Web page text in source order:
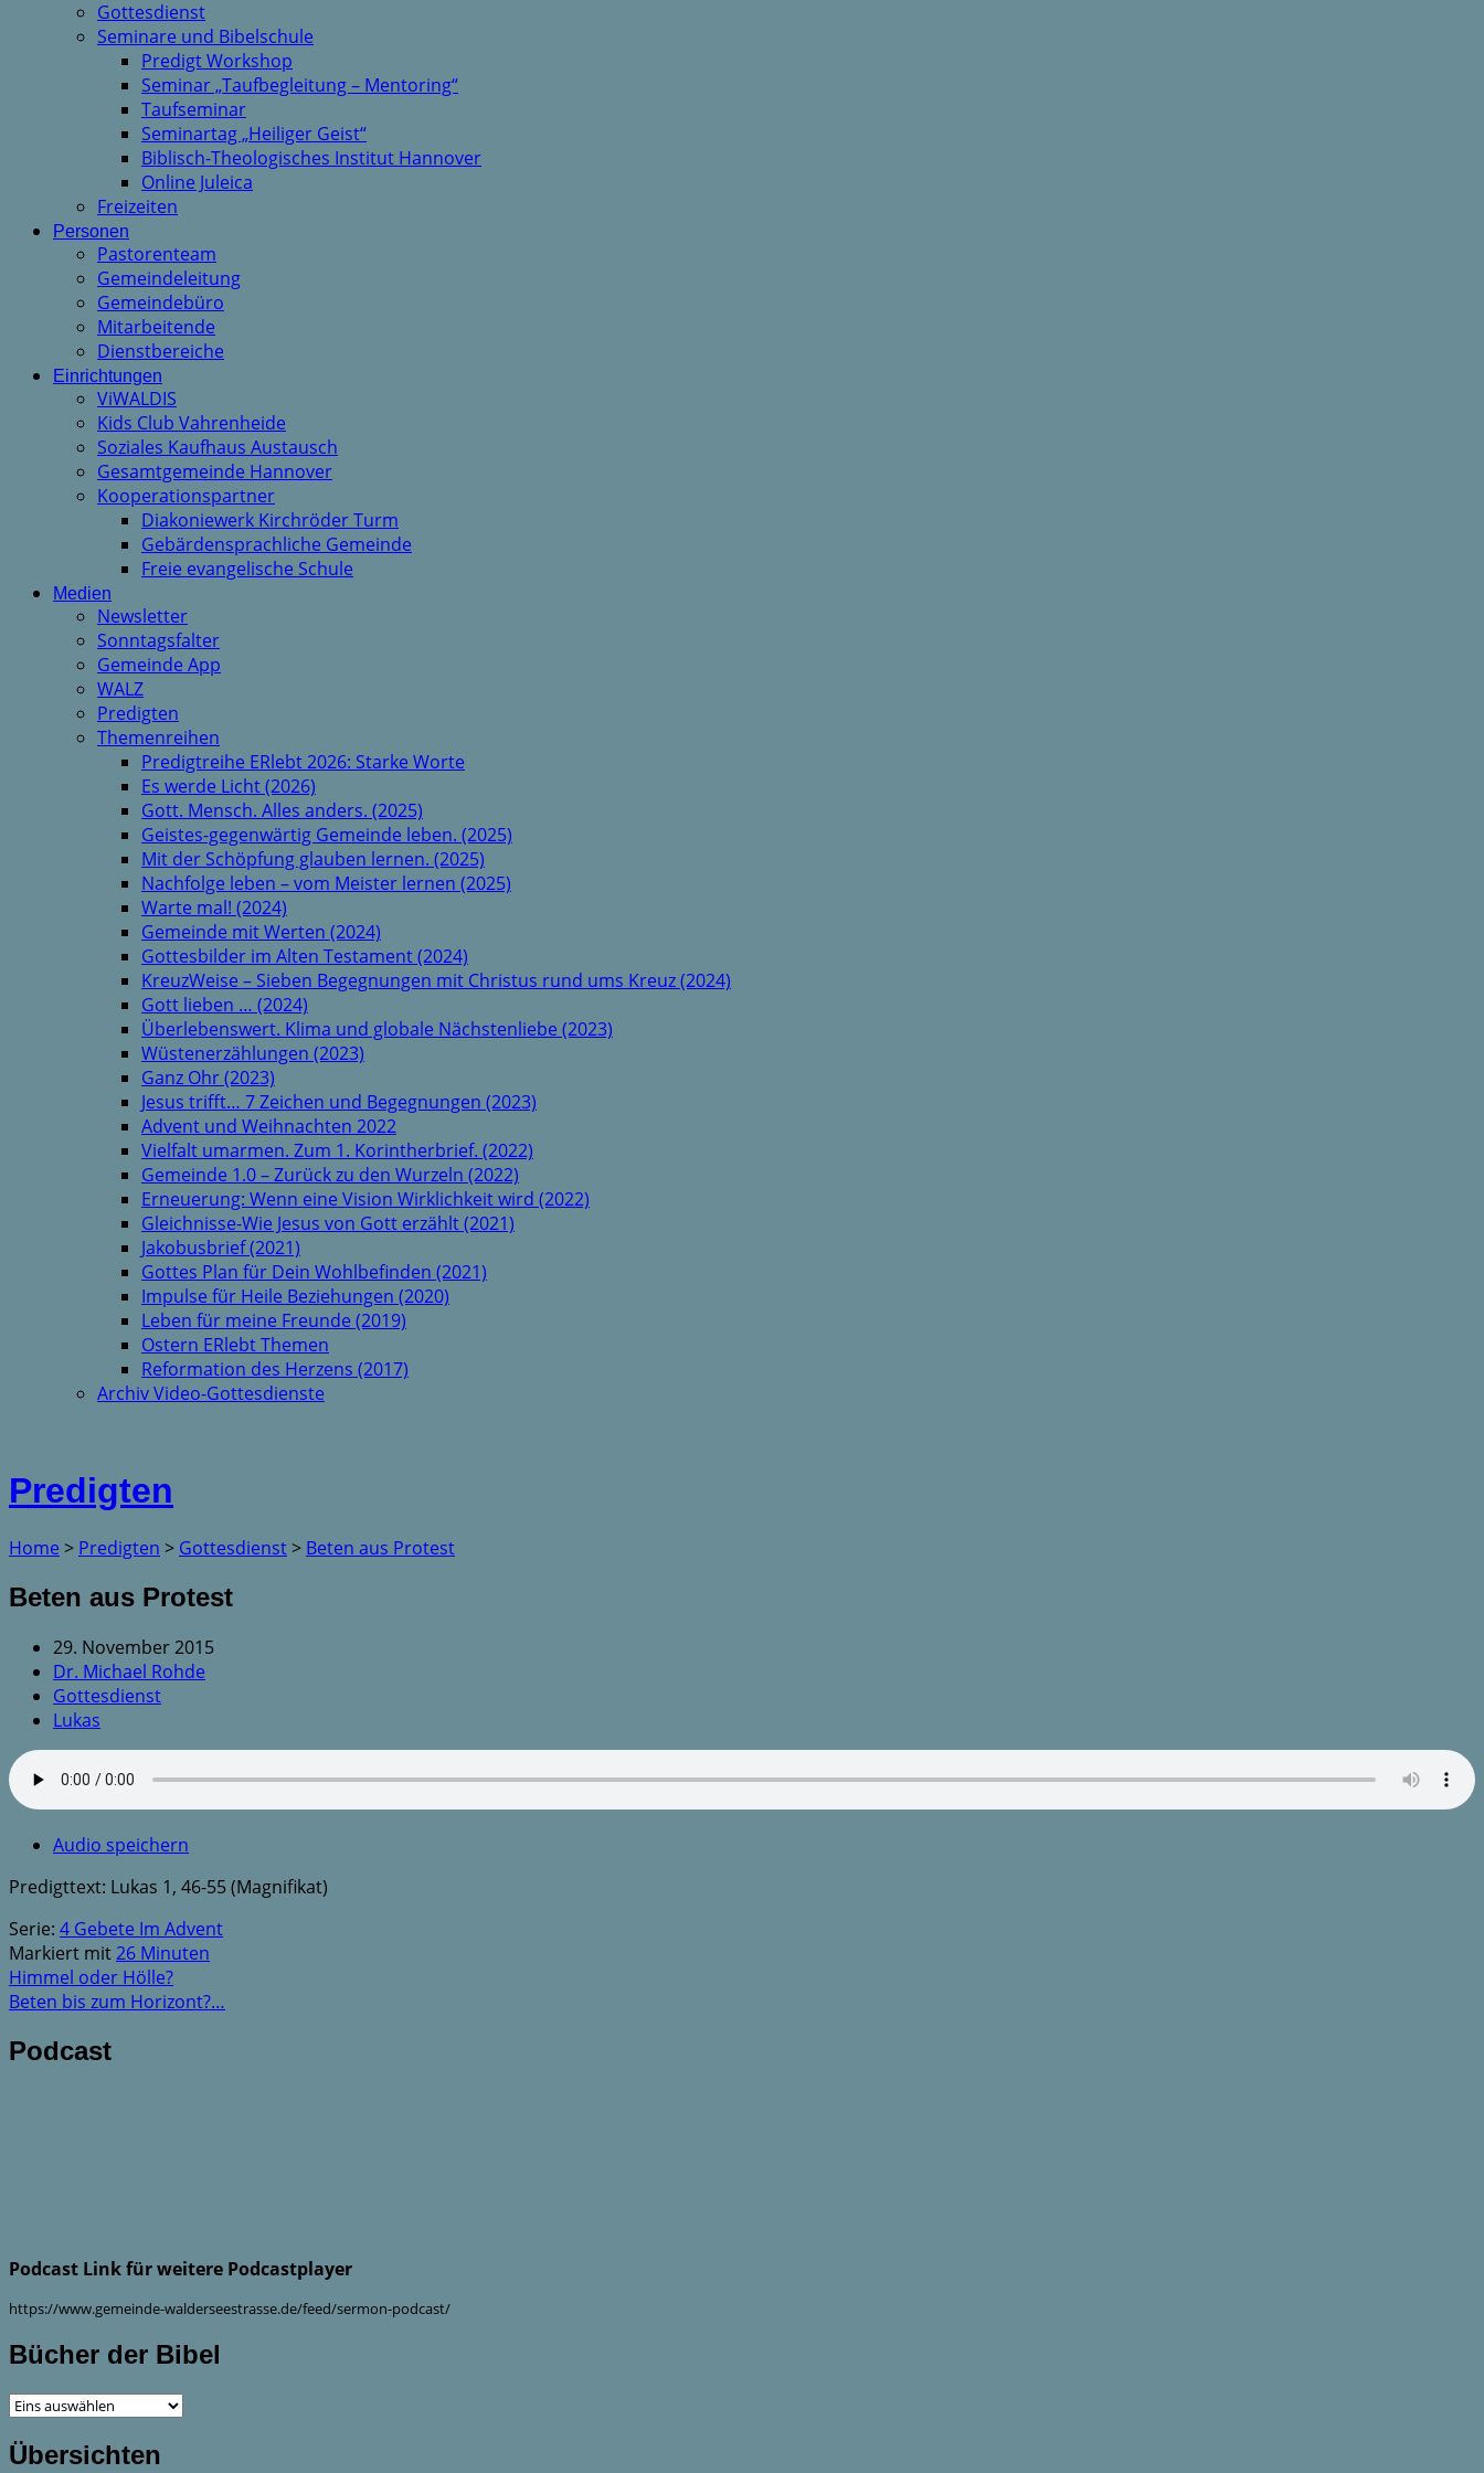
Gottesdienst
Seminare und Bibelschule
Predigt Workshop
Seminar „Taufbegleitung – Mentoring“
Taufseminar
Seminartag „Heiliger Geist“
Biblisch-Theologisches Institut Hannover
Online Juleica
Freizeiten
Personen
Pastorenteam
Gemeindeleitung
Gemeindebüro
Mitarbeitende
Dienstbereiche
Einrichtungen
ViWALDIS
Kids Club Vahrenheide
Soziales Kaufhaus Austausch
Gesamtgemeinde Hannover
Kooperationspartner
Diakoniewerk Kirchröder Turm
Gebärdensprachliche Gemeinde
Freie evangelische Schule
Medien
Newsletter
Sonntagsfalter
Gemeinde App
WALZ
Predigten
Themenreihen
Predigtreihe ERlebt 2026: Starke Worte
Es werde Licht (2026)
Gott. Mensch. Alles anders. (2025)
Geistes-gegenwärtig Gemeinde leben. (2025)
Mit der Schöpfung glauben lernen. (2025)
Nachfolge leben – vom Meister lernen (2025)
Warte mal! (2024)
Gemeinde mit Werten (2024)
Gottesbilder im Alten Testament (2024)
KreuzWeise – Sieben Begegnungen mit Christus rund ums Kreuz (2024)
Gott lieben … (2024)
Überlebenswert. Klima und globale Nächstenliebe (2023)
Wüstenerzählungen (2023)
Ganz Ohr (2023)
Jesus trifft… 7 Zeichen und Begegnungen (2023)
Advent und Weihnachten 2022
Vielfalt umarmen. Zum 1. Korintherbrief. (2022)
Gemeinde 1.0 – Zurück zu den Wurzeln (2022)
Erneuerung: Wenn eine Vision Wirklichkeit wird (2022)
Gleichnisse-Wie Jesus von Gott erzählt (2021)
Jakobusbrief (2021)
Gottes Plan für Dein Wohlbefinden (2021)
Impulse für Heile Beziehungen (2020)
Leben für meine Freunde (2019)
Ostern ERlebt Themen
Reformation des Herzens (2017)
Archiv Video-Gottesdienste
Predigten
Home > Predigten > Gottesdienst> Beten aus Protest
Beten aus Protest
29. November 2015
Dr. Michael Rohde
Gottesdienst
Lukas
Audio speichern
Predigttext: Lukas 1, 46-55 (Magnifikat)
Serie: 4 Gebete Im Advent
Markiert mit26 Minuten
Himmel oder Hölle?
Beten bis zum Horizont?…
Podcast
Podcast Link für weitere Podcastplayer
https://www.gemeinde-walderseestrasse.de/feed/sermon-podcast/
Bücher der Bibel
Übersichten